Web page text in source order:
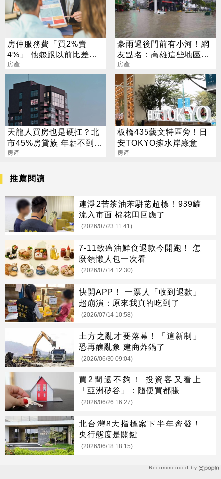
房仲服務費「買2%賣
4%」 他怨跟以前比差太
多 內行曝原因：黑幕重重
房產
豪雨過後門前有小河！網
友點名：高雄這些地區最
好別買
房產
天龍人買房也是硬扛？北
市45%房貸族 年薪不到百
萬
房產
板橋435藝文特區旁！日
安TOKYO擁水岸綠意
房產
Recommended by
推薦閱讀
連淨2苦茶油苯駢芘超標！939罐
流入市面 棉花田回應了
(2026/07/23 11:41)
7-11致癌油鮮食退款今開跑！ 怎
麼領懶人包一次看
(2026/07/14 12:30)
快開APP！ 一票人「收到退款」
超崩潰：原來我真的吃到了
(2026/07/14 10:58)
土方之亂才要落幕！「這新制」
恐再釀亂象 建商炸鍋了
(2026/06/30 09:04)
買2間還不夠！ 投資客又看上
「亞洲矽谷」：隨便買都賺
(2026/06/26 16:27)
北台灣8大指標案下半年齊發！
央行態度是關鍵
(2026/06/18 18:15)